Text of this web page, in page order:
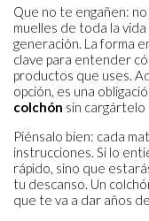
Que no te engañen:
muelles de toda la
generación. La forma
clave para entender
productos que uses.
opción, es una
colchón sin cargártelo
Piénsalo bien: cada
instrucciones. Si lo
rápido, sino que
tu descanso. Un
que te va a dar años